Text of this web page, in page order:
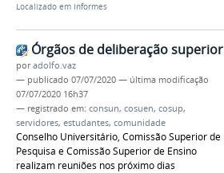
Localizado em Informes
Órgãos de deliberação superior
poradolfo.vaz
— publicado 07/07/2020 — última modificação
07/07/2020 16h37
— registrado em: consun, cosuen, cosup,
servidores, estudantes, comunidade
Conselho Universitário, Comissão Superior de
Pesquisa e Comissão Superior de Ensino
realizam reuniões nos próximo dias